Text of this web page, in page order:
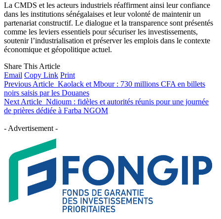
La CMDS et les acteurs industriels réaffirment ainsi leur confiance
dans les institutions sénégalaises et leur volonté de maintenir un
partenariat constructif. Le dialogue et la transparence sont présentés
comme les leviers essentiels pour sécuriser les investissements,
soutenir l’industrialisation et préserver les emplois dans le contexte
économique et géopolitique actuel.
Share This Article
Email Copy Link Print
Previous Article Kaolack et Mbour : 730 millions CFA en billets
noirs saisis par les Douanes
Next Article Ndioum : fidèles et autorités réunis pour une journée
de prières dédiée à Farba NGOM
- Advertisement -